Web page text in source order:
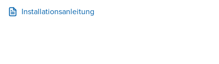
Installationsanleitung